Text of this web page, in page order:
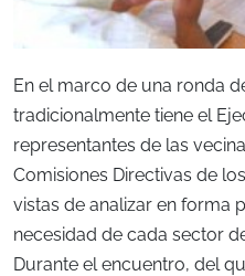
En el marco de una ronda
tradicionalmente tiene el
representantes de las
Comisiones Directivas de
vistas de analizar en forma
necesidad de cada sector
Durante el encuentro, del